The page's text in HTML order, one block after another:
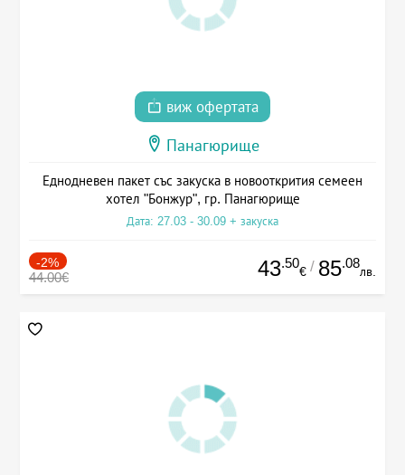
виж офертата
Панагюрище
Еднодневен пакет със закуска в новооткрития семеен
хотел "Бонжур", гр. Панагюрище
Дата: 27.03 - 30.09 + закуска
-2%
44.00€ 43.50
€ / 85.08
лв.